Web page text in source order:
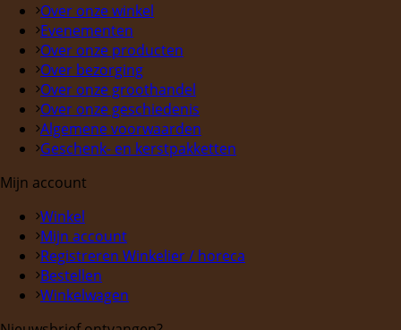
Over onze winkel
Evenementen
Over onze producten
Over bezorging
Over onze groothandel
Over onze geschiedenis
Algemene voorwaarden
Geschenk- en kerstpakketten
Mijn account
Winkel
Mijn account
Registreren Winkelier / horeca
Bestellen
Winkelwagen